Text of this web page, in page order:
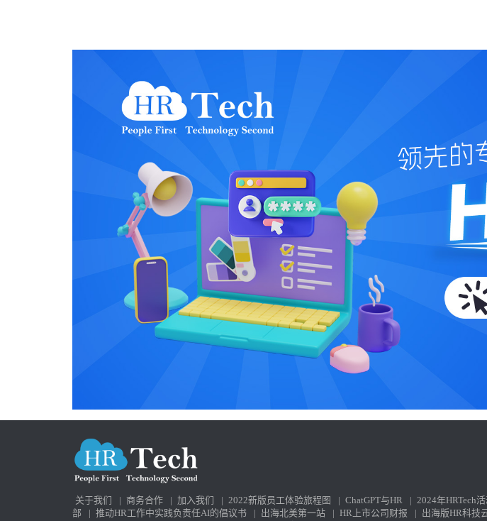
关于我们 | 商务合作 | 加入我们 | 2022新版员工体验旅程图 | ChatGPT与HR | 2024年HRTech
部
| 推动HR工作中实践负责任AI的倡议书 | 出海北美第一站 | HR上市公司财报 | 出海版HR科技